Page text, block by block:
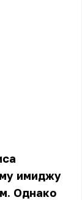
имиджу
Однако